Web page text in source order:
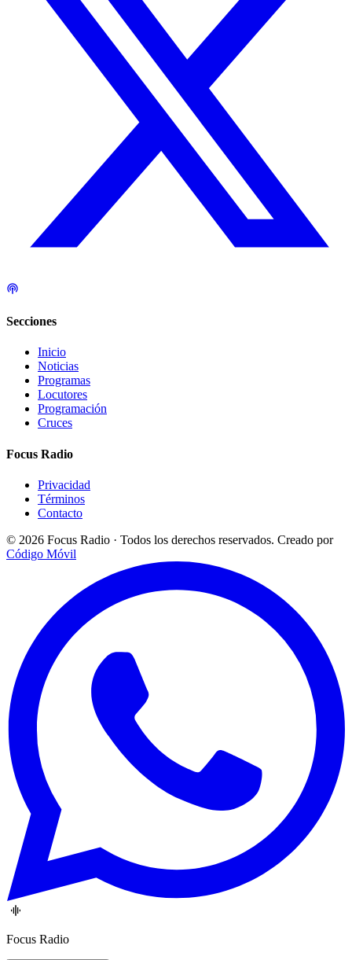
Secciones
Inicio
Noticias
Programas
Locutores
Programación
Cruces
Focus Radio
Privacidad
Términos
Contacto
© 2026 Focus Radio · Todos los derechos reservados. Creado por
Código Móvil
Focus Radio